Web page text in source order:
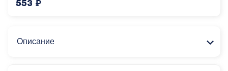
553 ₽
Описание